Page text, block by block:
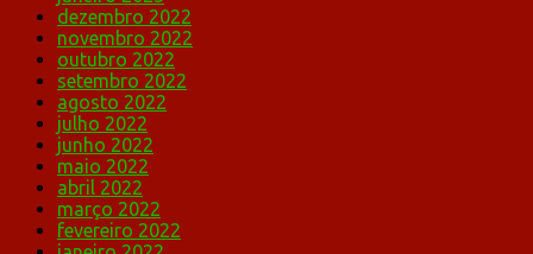
dezembro 2022
novembro 2022
outubro 2022
setembro 2022
agosto 2022
julho 2022
junho 2022
maio 2022
abril 2022
março 2022
fevereiro 2022